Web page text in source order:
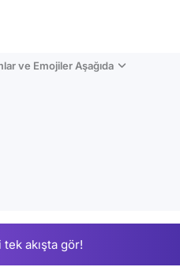
ve Emojiler Aşağıda
akışta gör!